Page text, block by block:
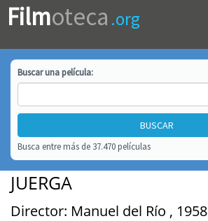
Filmoteca .org
Buscar unapelícula:
Busca entre más de 37.470 películas
JUERGA
Director: Manuel del Río , 1958